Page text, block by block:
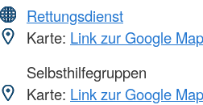
Rettungsdienst
Karte: Link zur Google
Selbsthilfegruppen
Karte: Link zur Google